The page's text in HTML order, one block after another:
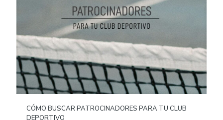
CÓMO BUSCAR PATROCINADORES PARA TU CLUB
DEPORTIVO